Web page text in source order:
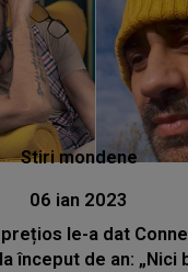
Stiri mondene
06 ian 2023
le-a dat
început de an: „Nici